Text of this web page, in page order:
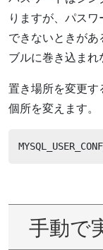
りますが、パス
できないときが
ブルに巻き込まれ
置き場所を変更
個所を変えます。
手動で